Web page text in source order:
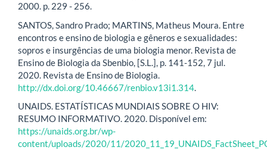
2000. p. 229 - 256.
SANTOS, Sandro Prado; MARTINS, Matheus Moura. Entre
encontros e ensino de biologia e gêneros e sexualidades:
sopros e insurgências de uma biologia menor. Revista de
Ensino de Biologia da Sbenbio, [S.L.], p. 141-152, 7 jul.
2020. Revista de Ensino de Biologia.
http://dx.doi.org/10.46667/renbio.v13i1.314.
UNAIDS. ESTATÍSTICAS MUNDIAIS SOBRE O HIV:
RESUMO INFORMATIVO. 2020. Disponível em:
https://unaids.org.br/wp-
content/uploads/2020/11/